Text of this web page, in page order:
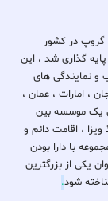
و برند ثبتا گروپ در کشور
گذاری شد ، این
و نمایندگی های
، امارات ، عمان ،
یک موسسه بین
، اقامت دائم و
با دارا بودن
یکی از بزرگترین
شود.